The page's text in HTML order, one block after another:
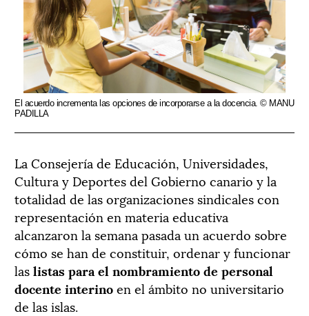
El acuerdo incrementa las opciones de incorporarse a la docencia. © MANU
PADILLA
La Consejería de Educación, Universidades,
Cultura y Deportes del Gobierno canario y la
totalidad de las organizaciones sindicales con
representación en materia educativa
alcanzaron la semana pasada un acuerdo sobre
cómo se han de constituir, ordenar y funcionar
laslistas para el nombramiento de personal
docente interinoen el ámbito no universitario
de las islas.